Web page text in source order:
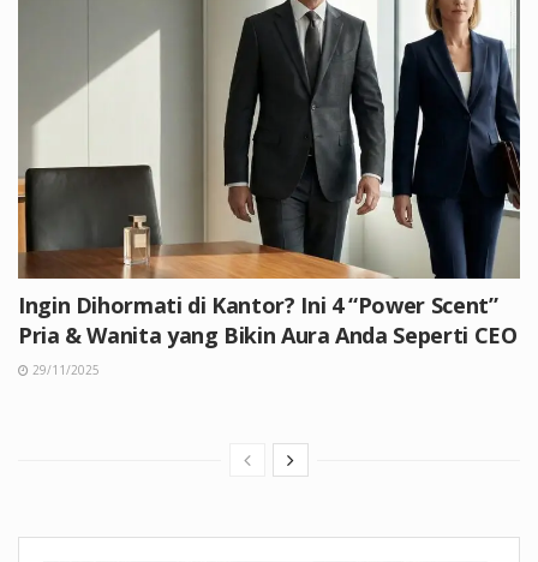
Ingin Dihormati di Kantor? Ini 4 “Power Scent”
Pria & Wanita yang Bikin Aura Anda Seperti CEO
29/11/2025